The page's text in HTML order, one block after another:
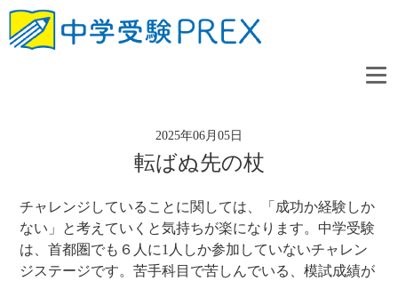
2025年06月05日
転ばぬ先の杖
チャレンジしていることに関しては、「成功か経験しか
ない」と考えていくと気持ちが楽になります。中学受験
は、首都圏でも６人に1人しか参加していないチャレン
ジステージです。苦手科目で苦しんでいる、模試成績が